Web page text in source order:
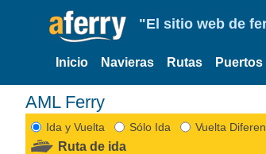
"El sitio web de
Inicio Navieras Rutas Puertos
AML Ferry
Ida y Vuelta Sólo Ida Vuelta
Ruta de ida